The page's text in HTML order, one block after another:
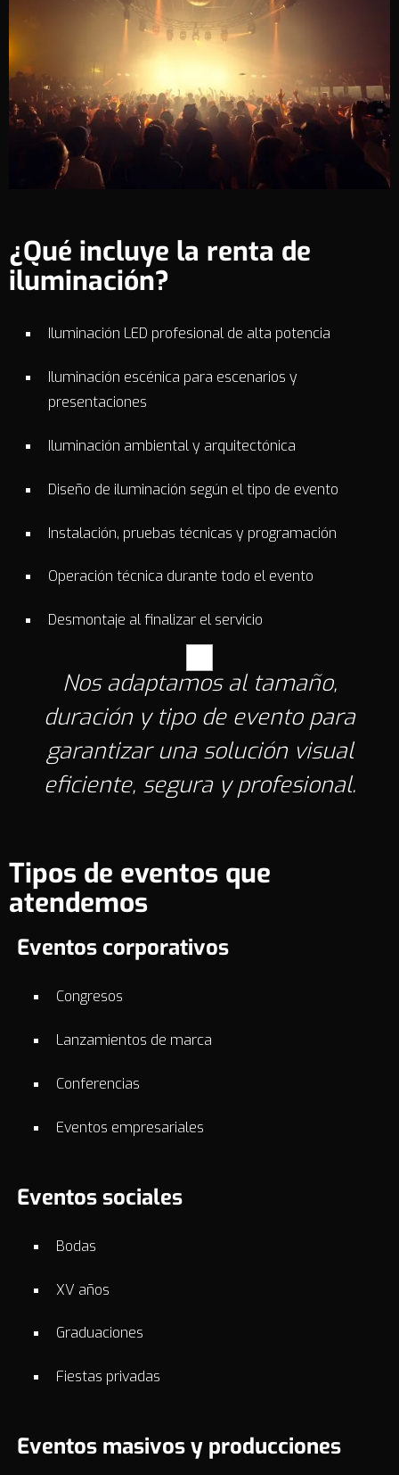
¿Qué incluye la renta de
iluminación?
Iluminación LED profesional de alta potencia
Iluminación escénica para escenarios y
presentaciones
Iluminación ambiental y arquitectónica
Diseño de iluminación según el tipo de evento
Instalación, pruebas técnicas y programación
Operación técnica durante todo el evento
Desmontaje al finalizar el servicio
Nos adaptamos al tamaño,
duración y tipo de evento para
garantizar una solución visual
eficiente, segura y profesional.
Tipos de eventos que
atendemos
Eventos corporativos
Congresos
Lanzamientos de marca
Conferencias
Eventos empresariales
Eventos sociales
Bodas
XV años
Graduaciones
Fiestas privadas
Eventos masivos y producciones